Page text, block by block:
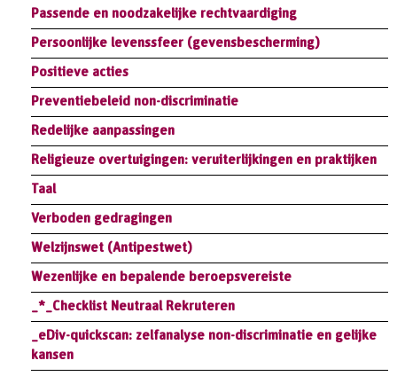
Passende en noodzakelijke rechtvaardiging
Persoonlijke levenssfeer (gevensbescherming)
Positieve acties
Preventiebeleid non-discriminatie
Redelijke aanpassingen
Religieuze overtuigingen: veruiterlijkingen en praktijken
Taal
Verboden gedragingen
Welzijnswet (Antipestwet)
Wezenlijke en bepalende beroepsvereiste
_*_Checklist Neutraal Rekruteren
_eDiv-quickscan: zelfanalyse non-discriminatie en gelijke
kansen